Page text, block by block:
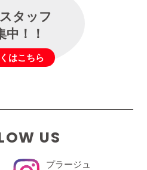
タッフ
中！！
はこちら
US
プラージュ